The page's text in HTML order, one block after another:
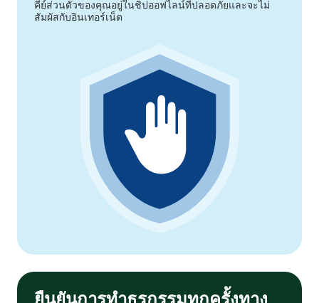
คีย์ส่วนตัวของคุณอยู่ในชิปออฟไลน์ที่ปลอดภัยและจะไม่
สัมผัสกับอินเทอร์เน็ต